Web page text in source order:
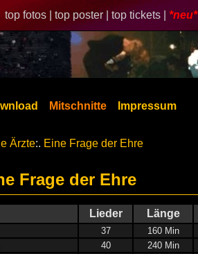
top fotos | top poster | top tickets | *neu*
Mitschnitte Impressum
Ärzte:. Eine Frage der Ehre
Frage der Ehre
Lieder Länge
37 160 Min
40 240 Min